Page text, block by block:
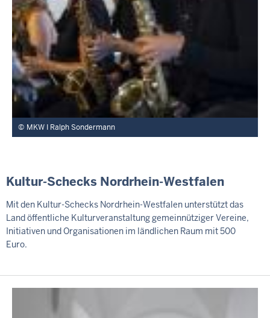
MKW I Ralph Sondermann
Kultur-Schecks Nordrhein-Westfalen
Mit den Kultur-Schecks Nordrhein-Westfalen unterstützt das
Land öffentliche Kulturveranstaltung gemeinnütziger Vereine,
Initiativen und Organisationen im ländlichen Raum mit 500
Euro.